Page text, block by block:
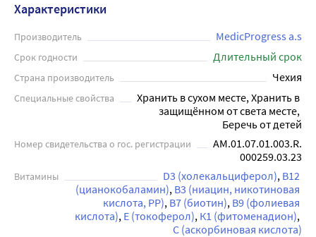
Характеристики
Производитель MedicProgress a.s
Срок годности Длительный срок
Страна производитель Чехия
Специальные свойства
Хранить в сухом месте, Хранить в
защищённом от света месте,
Беречь от детей
Номер свидетельства о гос. регистрации
AM.01.07.01.003.R.
000259.03.23
Витамины D3 (холекальциферол) В12
(цианокобаламин) В3 (ниацин, никотиновая
кислота, РР) В7 (биотин) В9 (фолиевая
кислота) Е (токоферол) К1 (фитоменадион)
С (аскорбиновая кислота)